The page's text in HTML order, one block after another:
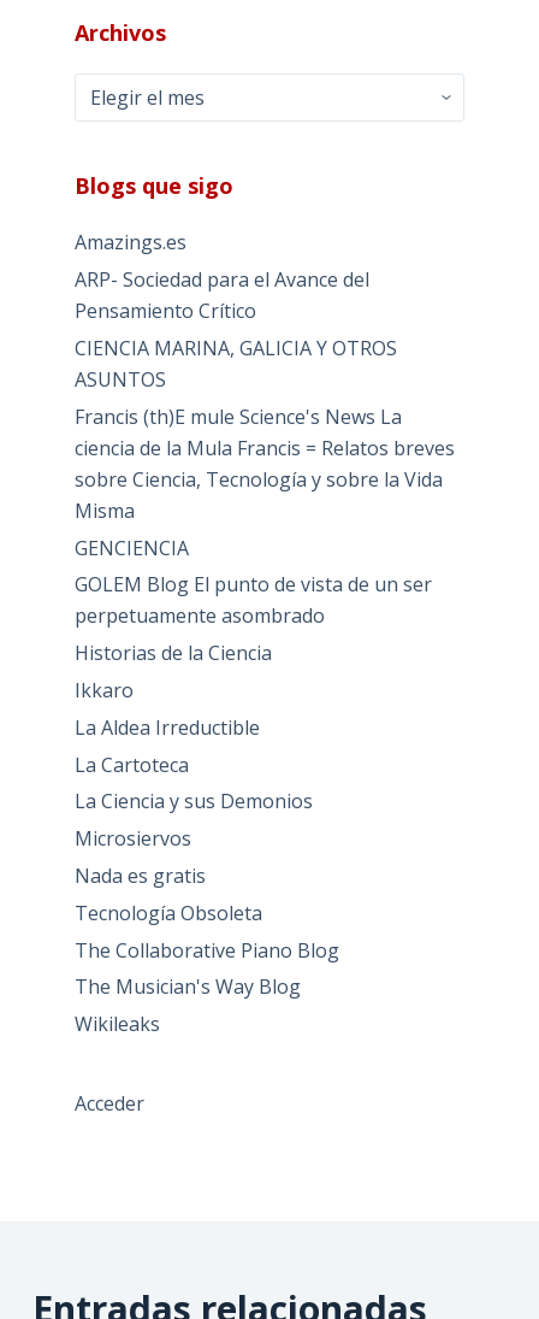
Archivos
Archivos
Blogs que sigo
Amazings.es
ARP- Sociedad para el Avance del
Pensamiento Crítico
CIENCIA MARINA, GALICIA Y OTROS
ASUNTOS
Francis (th)E mule Science's News La
ciencia de la Mula Francis = Relatos breves
sobre Ciencia, Tecnología y sobre la Vida
Misma
GENCIENCIA
GOLEM Blog El punto de vista de un ser
perpetuamente asombrado
Historias de la Ciencia
Ikkaro
La Aldea Irreductible
La Cartoteca
La Ciencia y sus Demonios
Microsiervos
Nada es gratis
Tecnología Obsoleta
The Collaborative Piano Blog
The Musician's Way Blog
Wikileaks
Acceder
Entradas relacionadas